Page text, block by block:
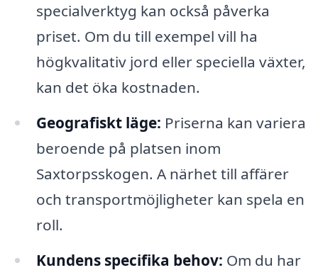
specialverktyg kan också påverka
priset. Om du till exempel vill ha
högkvalitativ jord eller speciella växter,
kan det öka kostnaden.
Geografiskt läge: Priserna kan variera
beroende på platsen inom
Saxtorpsskogen. A närhet till affärer
och transportmöjligheter kan spela en
roll.
Kundens specifika behov: Om du har